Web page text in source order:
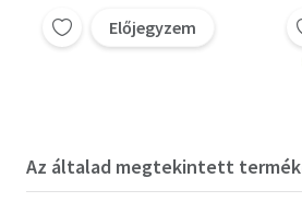
Előjegyzem
Az általad megtekintett